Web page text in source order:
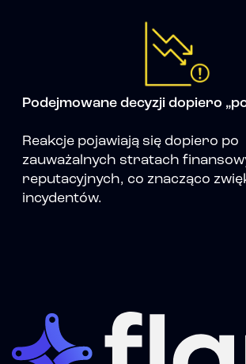
Podejmowane decyzji dopiero
Reakcje pojawiają się dopiero po
zauważalnych stratach
reputacyjnych, co znacząco
incydentów.